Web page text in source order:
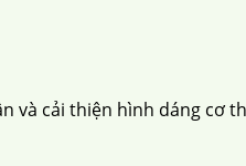
cải thiện hình dáng cơ